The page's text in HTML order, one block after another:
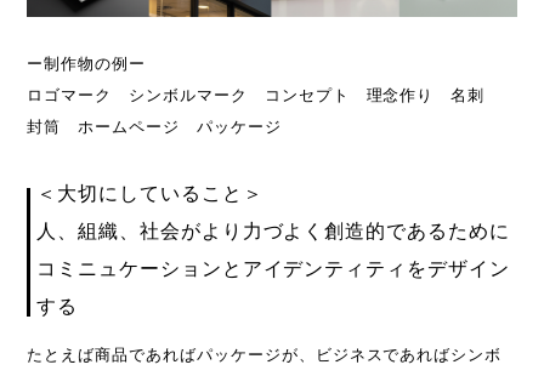
ー制作物の例ー
ロゴマーク シンボルマーク コンセプト 理念作り 名刺
封筒 ホームページ パッケージ
＜大切にしていること＞
人、組織、社会がより力づよく創造的であるために
コミニュケーションとアイデンティティをデザイン
する
たとえば商品であればパッケージが、ビジネスであればシンボ